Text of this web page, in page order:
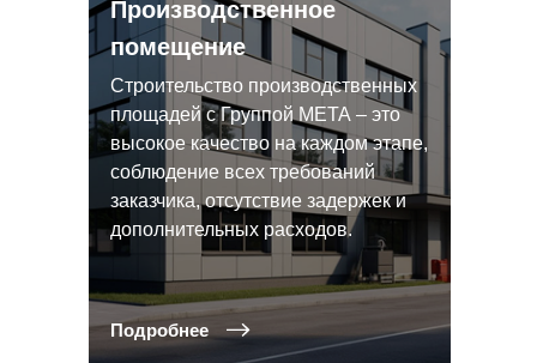
Строительство производственных
площадей с Группой МЕТА – это
высокое качество на каждом этапе,
соблюдение всех требований
заказчика, отсутствие задержек и
дополнительных расходов.
Производственное
помещение
Подробнее